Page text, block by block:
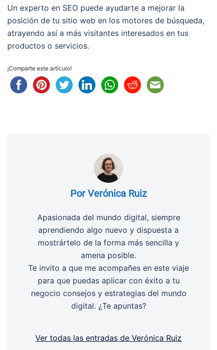
Un experto en SEO puede ayudarte a mejorar la
posición de tu sitio web en los motores de búsqueda,
atrayendo así a más visitantes interesados en tus
productos o servicios.
¡Comparte este artículo!
Por Verónica Ruiz
Apasionada del mundo digital, siempre
aprendiendo algo nuevo y dispuesta a
mostrártelo de la forma más sencilla y
amena posible.
Te invito a que me acompañes en este viaje
para que puedas aplicar con éxito a tu
negocio consejos y estrategias del mundo
digital. ¿Te apuntas?
Ver todas las entradas de Verónica Ruiz